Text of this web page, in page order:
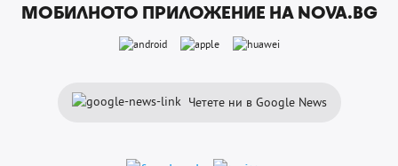
МОБИЛНОТО ПРИЛОЖЕНИЕ НА NOVA.BG
Четете ни в Google News